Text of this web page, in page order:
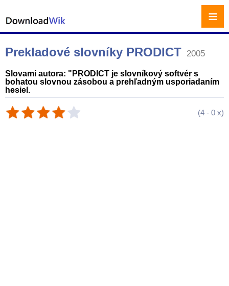
Prekladové slovníky PRODICT 2005
Slovami autora: "PRODICT je slovníkový softvér s
bohatou slovnou zásobou a prehľadným usporiadaním
hesiel.
(4 - 0 x)
≡